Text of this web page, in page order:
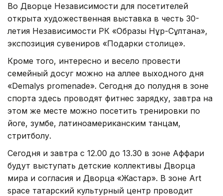
Во Дворце Независимости для посетителей
открыта художественная выставка в честь 30-
летия Независимости РК «Образы Нұр-Сұлтана»,
экспозиция сувениров «Подарки столице».
Кроме того, интересно и весело провести
семейный досуг можно на аллее выходного дня
«Demalys promenade». Сегодня до полудня в зоне
спорта здесь проводят фитнес зарядку, завтра на
этом же месте можно посетить тренировки по
йоге, зумбе, латиноамериканским танцам,
стритболу.
Сегодня и завтра с 12.00 до 13.30 в зоне Аффари
будут выступать детские коллективы Дворца
мира и согласия и Дворца «Жастар». В зоне Art
space татарский культурный центр проводит